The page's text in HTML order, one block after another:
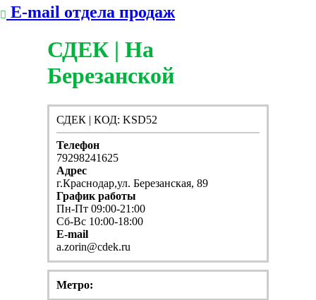
E-mail отдела продаж
СДЕК | На
Березанской
СДЕК | КОД: KSD52
Телефон
79298241625
Адрес
г.Краснодар,ул. Березанская, 89
График работы
Пн-Пт 09:00-21:00
Сб-Вс 10:00-18:00
E-mail
a.zorin@cdek.ru
Метро: